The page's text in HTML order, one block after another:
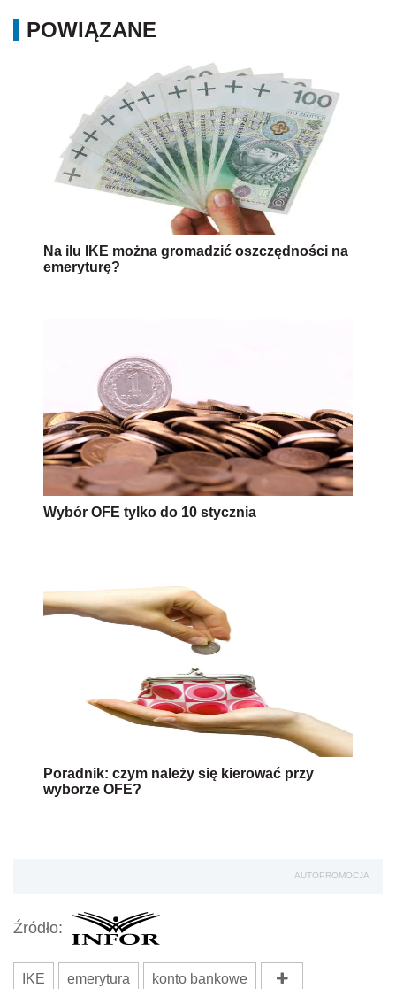
POWIĄZANE
Na ilu IKE można gromadzić oszczędności na
emeryturę?
Wybór OFE tylko do 10 stycznia
Poradnik: czym należy się kierować przy
wyborze OFE?
AUTOPROMOCJA
Źródło:
IKE emerytura konto bankowe